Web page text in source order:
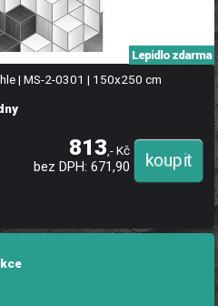
| MS-2-0301 | 150x250 cm
Lepidlo zdarma
813,- Kč
bez DPH: 671,90